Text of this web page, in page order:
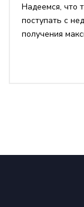
Надеемся, что
поступать с
получения